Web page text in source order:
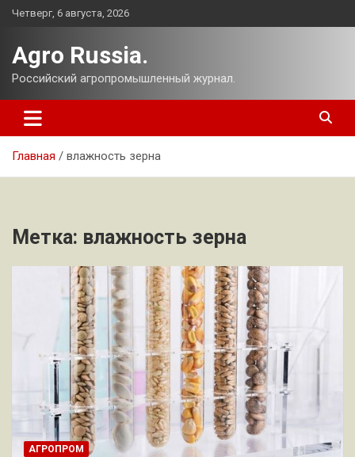
Перейти
Четверг, 6 августа, 2026
Agro Russia.
Российский агропромышленный журнал.
Главная влажность зерна
Метка: влажность зерна
АГРОПРОМ